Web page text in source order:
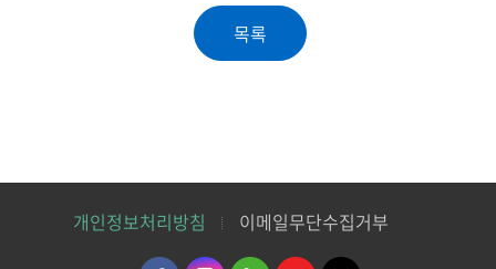
개인정보처리방침 이메일무단수집거부